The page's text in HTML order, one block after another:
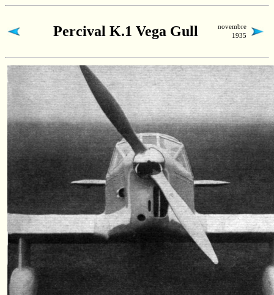
Percival K.1 Vega Gull
novembre
1935